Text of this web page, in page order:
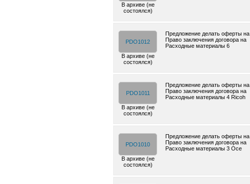
В архиве (не
состоялся)
PDO1012
В архиве (не
состоялся)
Предложение делать оферты на
Право заключения договора на
Расходные материалы 6
PDO1011
В архиве (не
состоялся)
Предложение делать оферты на
Право заключения договора на
Расходные материалы 4 Ricoh
PDO1010
В архиве (не
состоялся)
Предложение делать оферты на
Право заключения договора на
Расходные материалы 3 Oce